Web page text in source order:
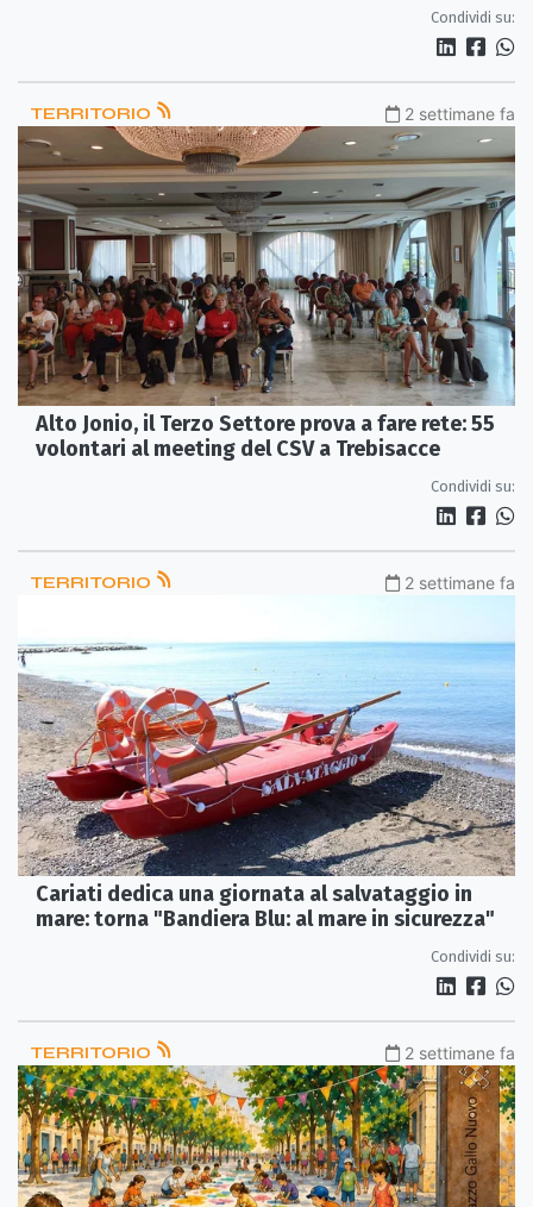
Condividi su:
TERRITORIO 2 settimane fa
Alto Jonio, il Terzo Settore prova a fare rete: 55
volontari al meeting del CSV a Trebisacce
Condividi su:
TERRITORIO 2 settimane fa
Cariati dedica una giornata al salvataggio in
mare: torna "Bandiera Blu: al mare in sicurezza"
Condividi su:
TERRITORIO 2 settimane fa